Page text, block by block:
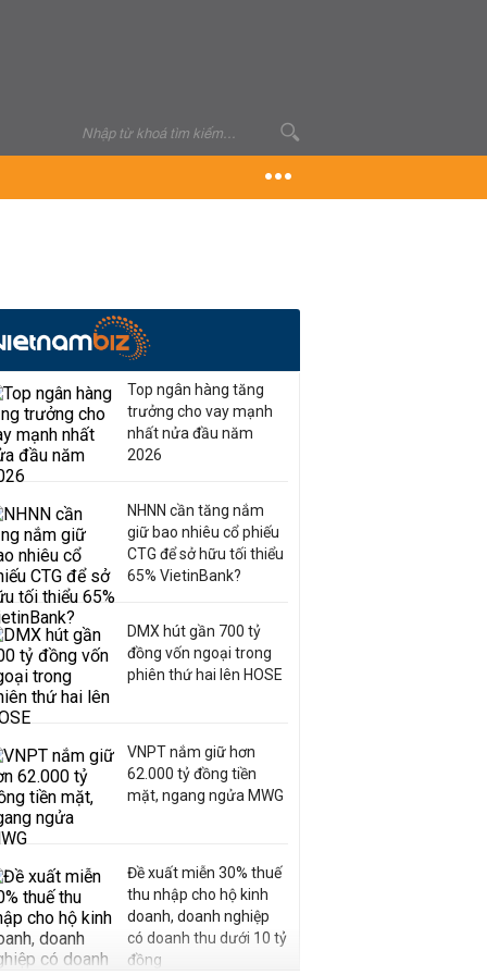
Top ngân hàng tăng
trưởng cho vay mạnh
nhất nửa đầu năm
2026
NHNN cần tăng nắm
giữ bao nhiêu cổ phiếu
CTG để sở hữu tối thiểu
65% VietinBank?
DMX hút gần 700 tỷ
đồng vốn ngoại trong
phiên thứ hai lên HOSE
VNPT nắm giữ hơn
62.000 tỷ đồng tiền
mặt, ngang ngửa MWG
Đề xuất miễn 30% thuế
thu nhập cho hộ kinh
doanh, doanh nghiệp
có doanh thu dưới 10 tỷ
đồng